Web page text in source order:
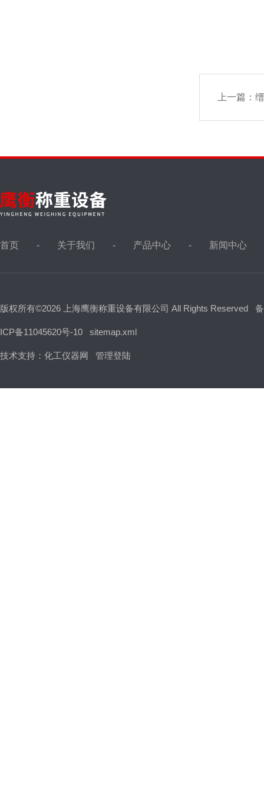
上一篇：
首页 关于我们 产品中心 新闻中心
版权所有©2026 上海鹰衡称重设备有限公司 All Rights Reserved
ICP备11045620号-10 sitemap.xml
技术支持： 化工仪器网 管理登陆